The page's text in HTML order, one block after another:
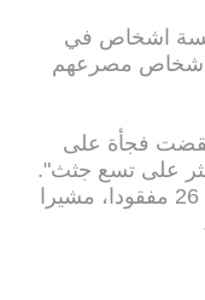
اشخاص في
اشخاص مصرعهم
فجأة على
على تسع جثث".
واضاف ان عمليات البحث جارية عن 26 مفقودا، مشيرا